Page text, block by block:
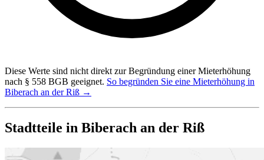
Diese Werte sind nicht direkt zur Begründung einer Mieterhöhung
nach § 558 BGB geeignet. So begründen Sie eine Mieterhöhung in
Biberach an der Riß →
Stadtteile in Biberach an der Riß